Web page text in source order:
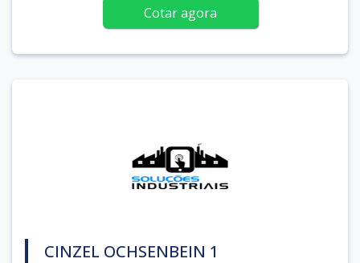
Cotar agora
CINZEL OCHSENBEIN 1